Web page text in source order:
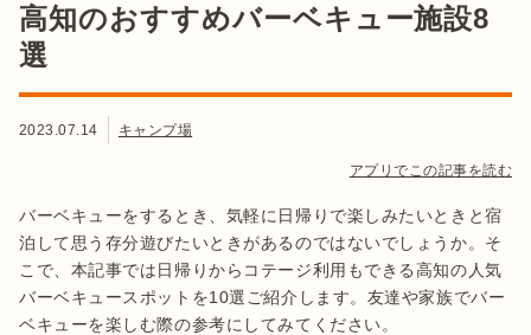
高知のおすすめバーベキュー施設8
選
2023.07.14 キャンプ場
アプリでこの記事を読む
バーベキューをするとき、気軽に日帰りで楽しみたいときと宿
泊して思う存分遊びたいときがあるのではないでしょうか。そ
こで、本記事では日帰りからコテージ利用もできる高知の人気
バーベキュースポットを10選ご紹介します。友達や家族でバー
ベキューを楽しむ際の参考にしてみてください。